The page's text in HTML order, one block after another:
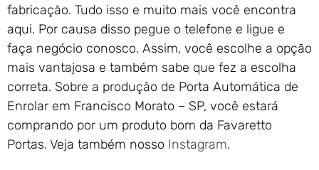
fabricação. Tudo isso e muito mais você encontra
aqui. Por causa disso pegue o telefone e ligue e
faça negócio conosco. Assim, você escolhe a opção
mais vantajosa e também sabe que fez a escolha
correta. Sobre a produção de Porta Automática de
Enrolar em Francisco Morato – SP, você estará
comprando por um produto bom da Favaretto
Portas. Veja também nosso Instagram.